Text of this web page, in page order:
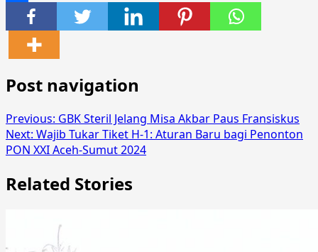
Share
Post navigation
Previous: GBK Steril Jelang Misa Akbar Paus Fransiskus
Next: Wajib Tukar Tiket H-1: Aturan Baru bagi Penonton
PON XXI Aceh-Sumut 2024
Related Stories